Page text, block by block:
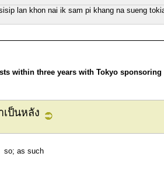
lan khon nai ik sam pi khang na sueng
within three years with Tokyo
เป็นหลัง
so; as such